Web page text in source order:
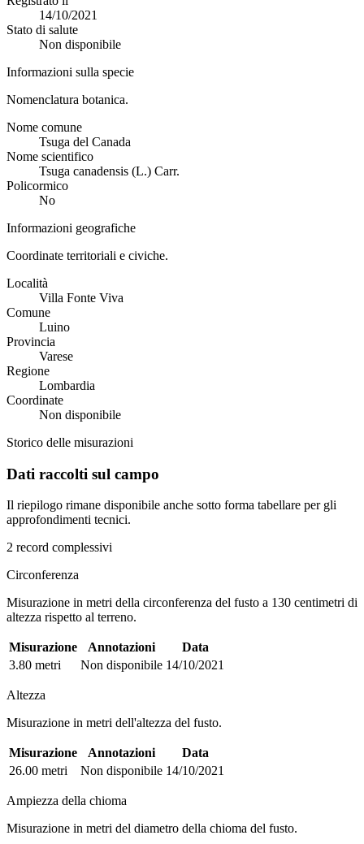
14/10/2021
Stato di salute
Non disponibile
Informazioni sulla specie
Nomenclatura botanica.
Nome comune
Tsuga del Canada
Nome scientifico
Tsuga canadensis (L.) Carr.
Policormico
No
Informazioni geografiche
Coordinate territoriali e civiche.
Località
Villa Fonte Viva
Comune
Luino
Provincia
Varese
Regione
Lombardia
Coordinate
Non disponibile
Storico delle misurazioni
Dati raccolti sul campo
Il riepilogo rimane disponibile anche sotto forma tabellare per gli
approfondimenti tecnici.
2 record complessivi
Circonferenza
Misurazione in metri della circonferenza del fusto a 130 centimetri di
altezza rispetto al terreno.
Misurazione Annotazioni
Data
3.80 metri
Non disponibile 14/10/2021
Altezza
Misurazione in metri dell'altezza del fusto.
Misurazione Annotazioni
Data
26.00 metri
Non disponibile 14/10/2021
Ampiezza della chioma
Misurazione in metri del diametro della chioma del fusto.